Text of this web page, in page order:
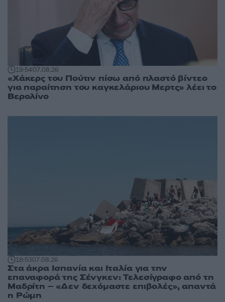
19:5407.08.26
«Χάκερς του Πούτιν πίσω από πλαστό βίντεο
για παραίτηση του καγκελάριου Μερτς» λέει το
Βερολίνο
18:5307.08.26
Στα άκρα Ισπανία και Ιταλία για την
επαναφορά της Σένγκεν: Τελεσίγραφο από τη
Μαδρίτη – «Δεν δεχόμαστε επιβολές», απαντά
η Ρώμη